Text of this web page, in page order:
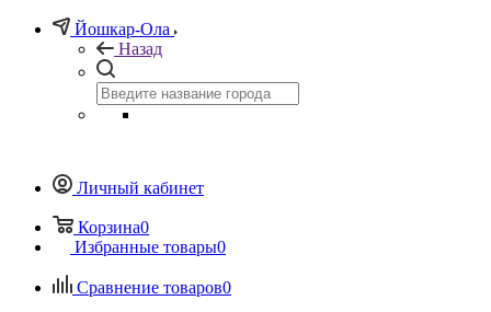
Йошкар-Ола
Назад
Личный кабинет
Корзина0
Избранные товары0
Сравнение товаров0